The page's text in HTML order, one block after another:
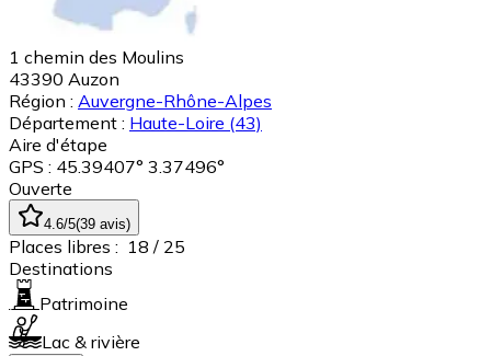
1 chemin des Moulins
43390 Auzon
Région : Auvergne-Rhône-Alpes
Département : Haute-Loire (43)
Aire d'étape
GPS : 45.39407° 3.37496°
Ouverte
4.6/5(39 avis)
Places libres : 18 / 25
Destinations
Patrimoine
Lac & rivière